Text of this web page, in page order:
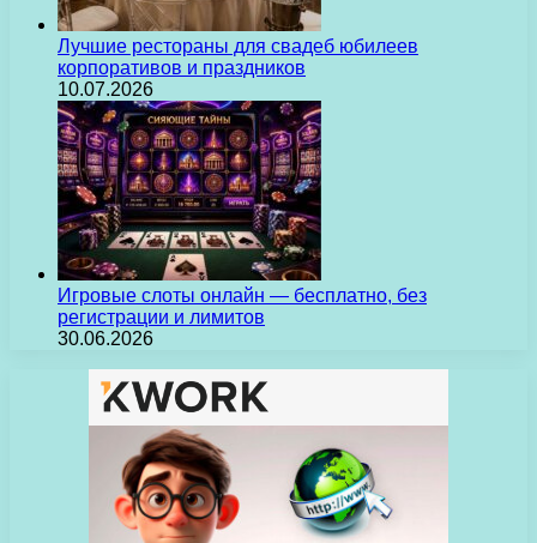
Лучшие рестораны для свадеб юбилеев
корпоративов и праздников
10.07.2026
Игровые слоты онлайн — бесплатно, без
регистрации и лимитов
30.06.2026